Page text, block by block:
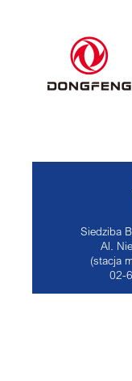
Siedziba
Al.
(stacja
02-